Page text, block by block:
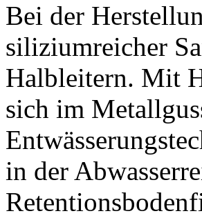
Bei der
siliziumreicher
Halbleitern. Mit
sich im
in der